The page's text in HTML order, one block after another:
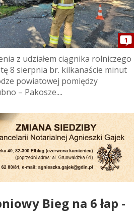
1
z udziałem ciągnika rolniczego
8 sierpnia br. kilkanaście minut
powiatowej pomiędzy
– Pakosze....
Bieg na 6 łap -